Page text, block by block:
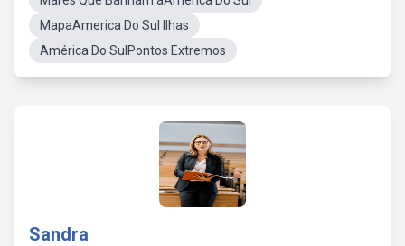
MapaAmerica Do Sul Ilhas
América Do SulPontos Extremos
Sandra